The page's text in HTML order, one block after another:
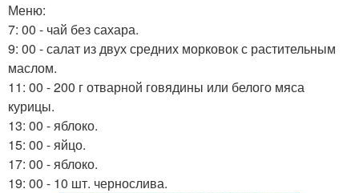
Меню:
7: 00 - чай без сахара.
9: 00 - салат из двух средних морковок с растительным
маслом.
11: 00 - 200 г отварной говядины или белого мяса
курицы.
13: 00 - яблоко.
15: 00 - яйцо.
17: 00 - яблоко.
19: 00 - 10 шт. чернослива.